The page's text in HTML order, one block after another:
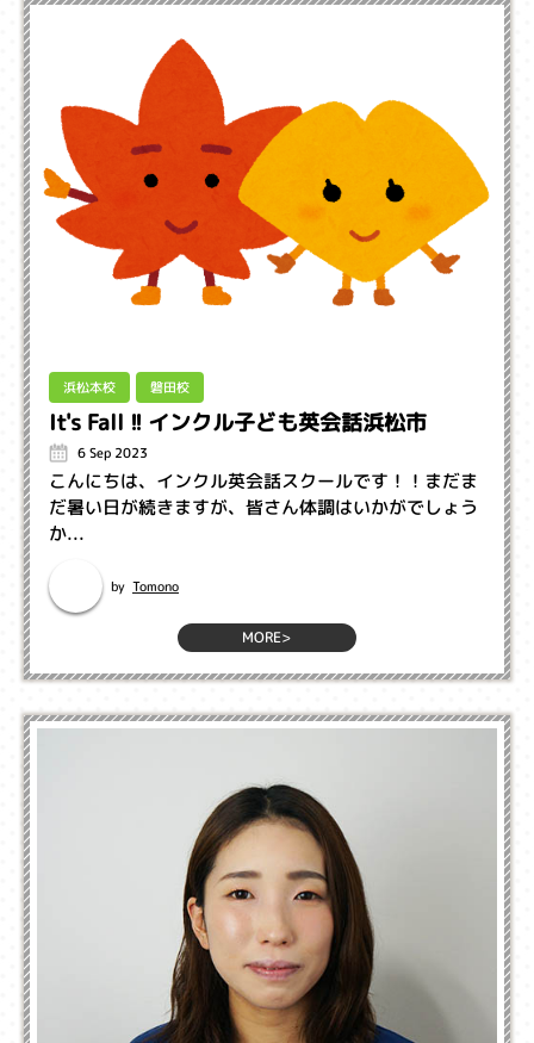
浜松本校 磐田校
It's Fall !! インクル子ども英会話浜松市
6 Sep 2023
こんにちは、インクル英会話スクールです！！まだま
だ暑い日が続きますが、皆さん体調はいかがでしょう
か...
by Tomono
MORE>